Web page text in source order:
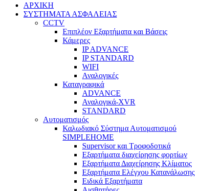
ΑΡΧΙΚΗ
ΣΥΣΤΗΜΑΤΑ ΑΣΦΑΛΕΙΑΣ
CCTV
Επιπλέον Εξαρτήματα και Βάσεις
Κάμερες
IP ADVANCE
IP STANDARD
WIFI
Αναλογικές
Καταγραφικά
ADVANCE
Αναλογικά-XVR
STANDARD
Αυτοματισμός
Καλωδιακό Σύστημα Αυτοματισμού
SIMPLEHOME
Supervisor και Τροφοδοτικά
Εξαρτήματα διαχείρησης φορτίων
Εξαρτήματα Διαχείρησης Κλίματος
Εξαρτήματα Ελέγχου Κατανάλωσης
Ειδικά Εξαρτήματα